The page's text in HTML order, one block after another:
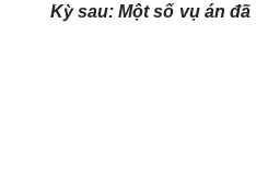
Kỳ sau: Một số vụ án đã